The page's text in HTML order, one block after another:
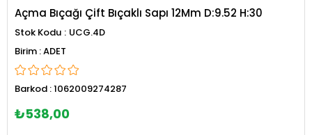
Açma Bıçağı Çift Bıçaklı Sapı 12Mm D:9.52 H:30
Stok Kodu
UCG.4D
ADET
Barkod :1062009274287
₺538,00